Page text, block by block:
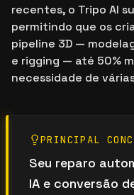
recentes, o Tripo AI
permitindo que os
pipeline 3D —
e rigging — até 50%
necessidade de
PRINCIPAL
Seu reparo
IA e conversão